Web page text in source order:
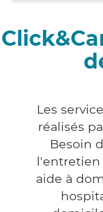
Les
réalisés
Besoin
l'entretien
aide à